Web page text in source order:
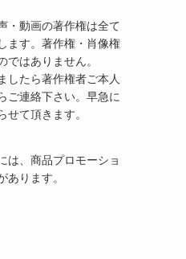
・動画の著作権は全て
ます。著作権・肖像権
ではありません。
したら著作権者ご本人
ご連絡下さい。早急に
せて頂きます。
は、商品プロモーショ
あります。